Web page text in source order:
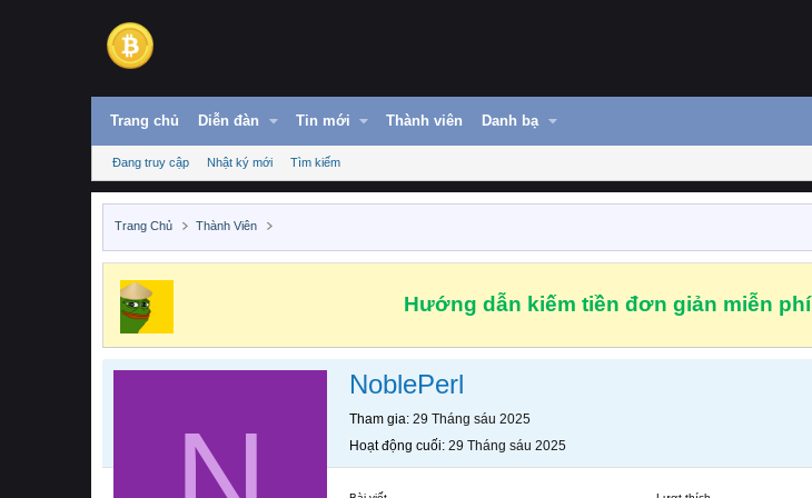
Trang chủ Diễn đàn Tin mới Thành viên Danh bạ
Đang truy cập Nhật ký mới Tìm kiếm
Trang Chủ Thành Viên
Hướng dẫn kiếm tiền đơn giản miễn phí
NoblePerl
Tham gia 29 Tháng sáu 2025
Hoạt động cuối 29 Tháng sáu 2025